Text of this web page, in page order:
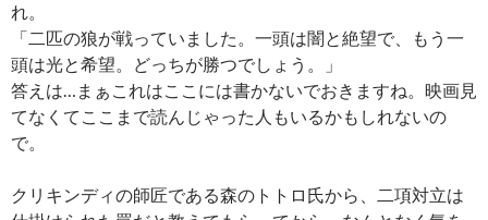
れ。
「二匹の狼が戦っていました。一頭は闇と絶望で、もう一
頭は光と希望。どっちが勝つでしょう。」
答えは…まぁこれはここには書かないでおきますね。映画見
てなくてここまで読んじゃった人もいるかもしれないの
で。
クリキンディの師匠である森のトトロ氏から、二項対立は